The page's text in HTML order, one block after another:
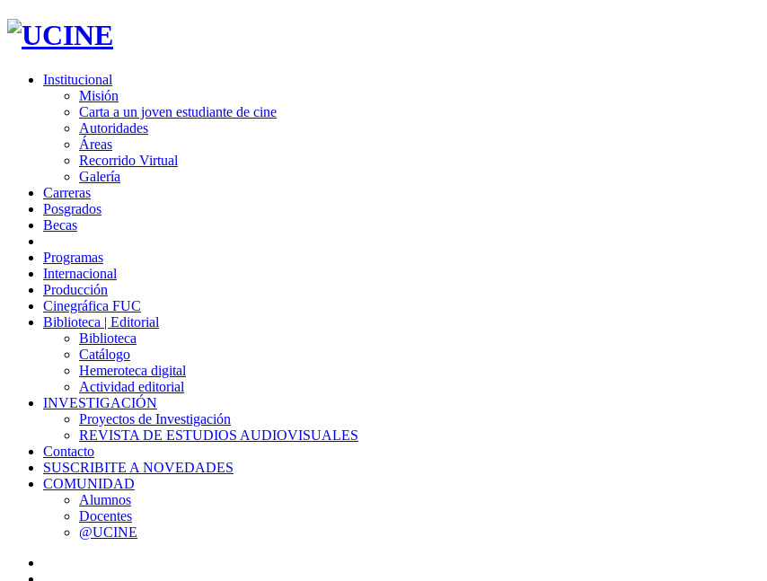
Institucional
Misión
Carta a un joven estudiante de cine
Autoridades
Áreas
Recorrido Virtual
Galería
Carreras
Posgrados
Becas
Programas
Internacional
Producción
Cinegráfica FUC
Biblioteca | Editorial
Biblioteca
Catálogo
Hemeroteca digital
Actividad editorial
INVESTIGACIÓN
Proyectos de Investigación
REVISTA DE ESTUDIOS AUDIOVISUALES
Contacto
SUSCRIBITE A NOVEDADES
COMUNIDAD
Alumnos
Docentes
@UCINE